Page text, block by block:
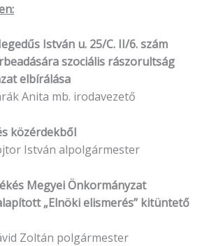
István u. 25/C. II/6. szám
szociális rászorultság
elbírálása
mb. irodavezető
közérdekből
alpolgármester
Megyei Önkormányzat
„Elnöki elismerés” kitüntető
polgármester